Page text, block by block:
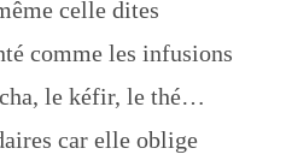
celle dites
comme les infusions
le kéfir, le thé…
car elle oblige